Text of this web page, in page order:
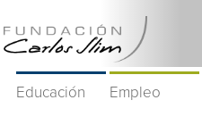
Educación Empleo